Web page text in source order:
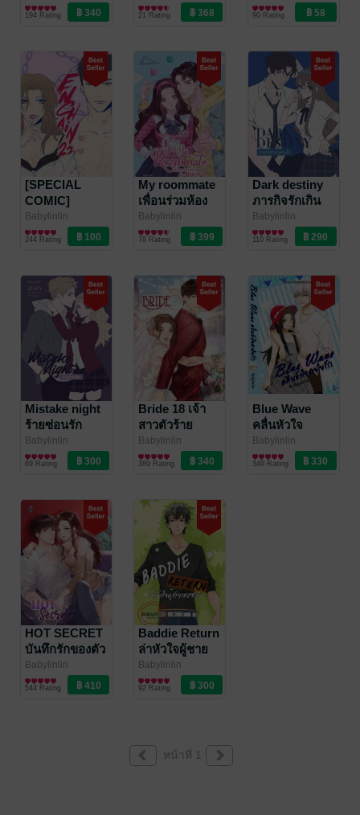
นิยายรัก
194 Rating
นิยายรัก
21 Rating
ล่ามรัก
นิยายรัก
90 Rating
[SPECIAL
COMIC]
ENCHAIN 22
ล่ามรัก
Babylinlin
นิยายรัก
244 Rating
My roommate
เพื่อนร่วมห้อง
ต้องแอบรัก
Babylinlin
นิยายรักวัยรุ่น
78 Rating
Dark destiny
ภารกิจรักเกิน
ห้ามใจ
Babylinlin
นิยายรักวัยรุ่น
110 Rating
Mistake night
ร้ายซ่อนรัก
Babylinlin
นิยายโรมานซ์
69 Rating
Bride 18 เจ้า
สาวตัวร้าย
Babylinlin
นิยายรัก
389 Rating
Blue Wave
คลื่นหัวใจ
สายใยรัก
Babylinlin
นิยายรัก
349 Rating
HOT SECRET
บันทึกรักของตัว
ร้าย
Babylinlin
นิยายรัก
544 Rating
Baddie Return
ล่าหัวใจผู้ชาย
เฮงซวย
Babylinlin
นิยายรัก
92 Rating
หน้าที่ 1